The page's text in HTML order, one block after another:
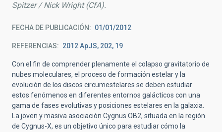
Spitzer / Nick Wright (CfA).
FECHA DE PUBLICACIÓN 01/01/2012
REFERENCIAS 2012 ApJS, 202, 19
Con el fin de comprender plenamente el colapso gravitatorio de
nubes moleculares, el proceso de formación estelar y la
evolución de los discos circumestelares se deben estudiar
estos fenómenos en diferentes entornos galácticos con una
gama de fases evolutivas y posiciones estelares en la galaxia.
La joven y masiva asociación Cygnus OB2, situada en la región
de Cygnus-X, es un objetivo único para estudiar cómo la